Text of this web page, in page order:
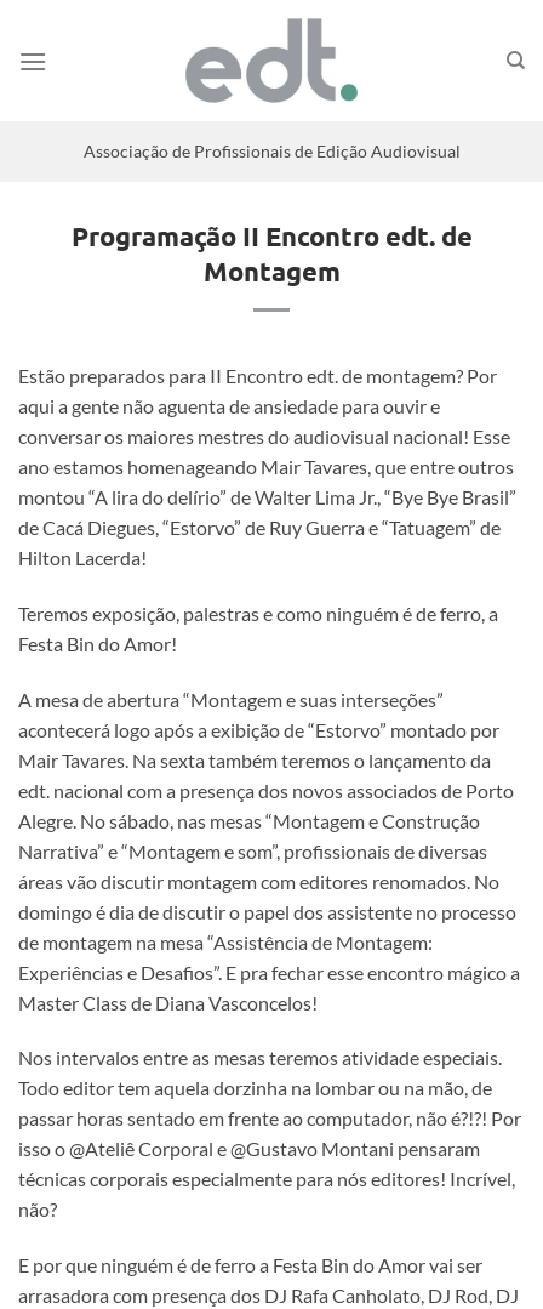
Associação de Profissionais de Edição Audiovisual
Programação II Encontro edt. de
Montagem
Estão preparados para II Encontro edt. de montagem? Por
aqui a gente não aguenta de ansiedade para ouvir e
conversar os maiores mestres do audiovisual nacional! Esse
ano estamos homenageando Mair Tavares, que entre outros
montou “A lira do delírio” de Walter Lima Jr., “Bye Bye Brasil”
de Cacá Diegues, “Estorvo” de Ruy Guerra e “Tatuagem” de
Hilton Lacerda!
Teremos exposição, palestras e como ninguém é de ferro, a
Festa Bin do Amor!
A mesa de abertura “Montagem e suas interseções”
acontecerá logo após a exibição de “Estorvo” montado por
Mair Tavares. Na sexta também teremos o lançamento da
edt. nacional com a presença dos novos associados de Porto
Alegre. No sábado, nas mesas “Montagem e Construção
Narrativa” e “Montagem e som”, profissionais de diversas
áreas vão discutir montagem com editores renomados. No
domingo é dia de discutir o papel dos assistente no processo
de montagem na mesa “Assistência de Montagem:
Experiências e Desafios”. E pra fechar esse encontro mágico a
Master Class de Diana Vasconcelos!
Nos intervalos entre as mesas teremos atividade especiais.
Todo editor tem aquela dorzinha na lombar ou na mão, de
passar horas sentado em frente ao computador, não é?!?! Por
isso o @Ateliê Corporal e @Gustavo Montani pensaram
técnicas corporais especialmente para nós editores! Incrível,
não?
E por que ninguém é de ferro a Festa Bin do Amor vai ser
arrasadora com presença dos DJ Rafa Canholato, DJ Rod, DJ